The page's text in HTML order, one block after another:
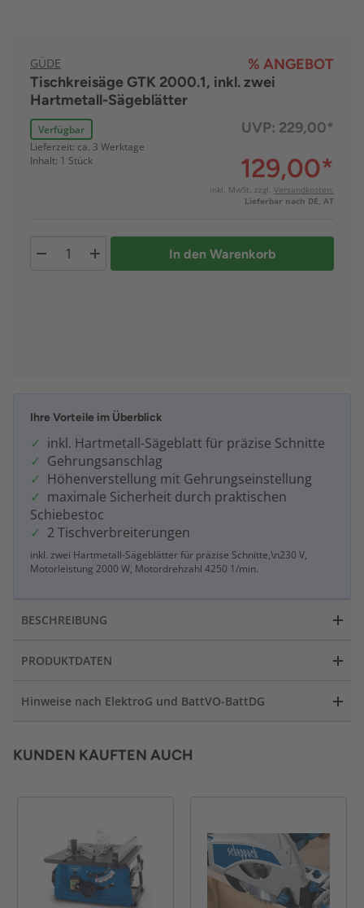
GÜDE
% ANGEBOT
Tischkreisäge GTK 2000.1, inkl. zwei
Hartmetall-Sägeblätter
Verfügbar
Lieferzeit: ca. 3 Werktage
Inhalt: 1 Stück
UVP: 229,00*
129,00*
inkl. MwSt. zzgl. Versandkosten:
Lieferbar nach DE, AT
In den Warenkorb
Ihre Vorteile im Überblick
inkl. Hartmetall-Sägeblatt für präzise Schnitte
Gehrungsanschlag
Höhenverstellung mit Gehrungseinstellung
maximale Sicherheit durch praktischen
Schiebestoc
2 Tischverbreiterungen
inkl. zwei Hartmetall-Sägeblätter für präzise Schnitte,\n230 V,
Motorleistung 2000 W, Motordrehzahl 4250 1/min.
BESCHREIBUNG
PRODUKTDATEN
Hinweise nach ElektroG und BattVO-BattDG
KUNDEN KAUFTEN AUCH